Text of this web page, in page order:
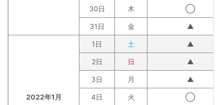
30日 木 ◯
31日 金 ▲
2022年1月
1日 土 ▲
2日 日 ▲
3日 月 ▲
4日 火 ◯